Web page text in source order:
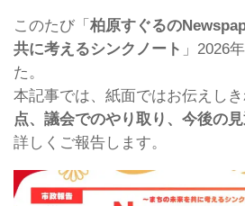
このたび「 柏原すぐるの
共に考えるシンクノート 」2026
た。
本記事では、紙面ではお伝えし
点、議会でのやり取り、今後の
詳しくご報告します。